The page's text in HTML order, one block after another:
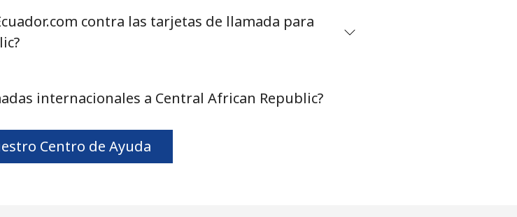
204 min por ⁦$10⁩
contra las tarjetas de llamada para
internacionales a Central African Republic?
Centro de Ayuda